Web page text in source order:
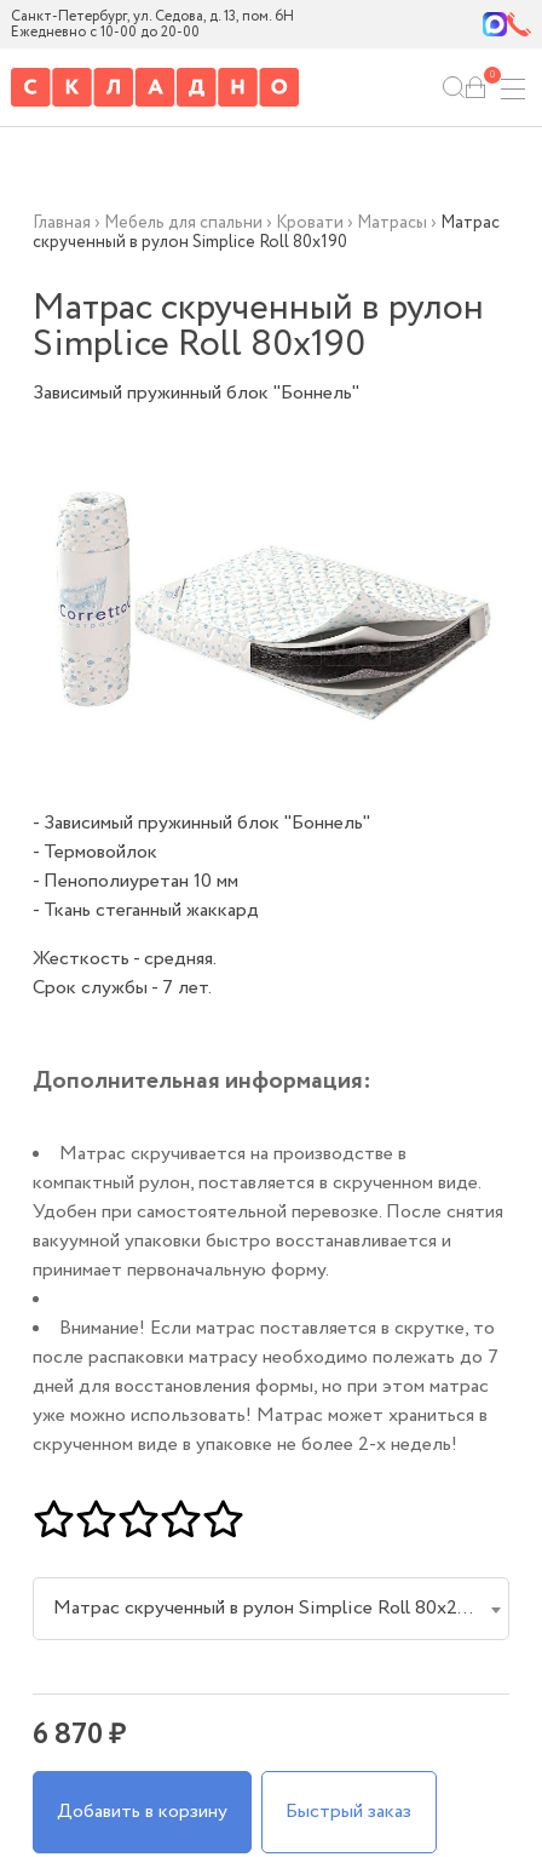
Санкт-Петербург, ул. Седова, д. 13, пом. 6Н
Ежедневно с 10-00 до 20-00
0
Главная › Мебель для спальни › Кровати › Матрасы › Матрас
скрученный в рулон Simplice Roll 80х190
Матрас скрученный в рулон
Simplice Roll 80х190
Зависимый пружинный блок "Боннель"
- Зависимый пружинный блок "Боннель"
- Термовойлок
- Пенополиуретан 10 мм
- Ткань стеганный жаккард
Жесткость - средняя.
Срок службы - 7 лет.
Дополнительная информация:
Матрас скручивается на производстве в
компактный рулон, поставляется в скрученном виде.
Удобен при самостоятельной перевозке. После снятия
вакуумной упаковки быстро восстанавливается и
принимает первоначальную форму.
Внимание! Если матрас поставляется в скрутке, то
после распаковки матрасу необходимо полежать до 7
дней для восстановления формы, но при этом матрас
уже можно использовать! Матрас может храниться в
скрученном виде в упаковке не более 2-х недель!
Матрас скрученный в рулон Simplice Roll 80х200
6 870 ₽
Добавить в корзину Быстрый заказ